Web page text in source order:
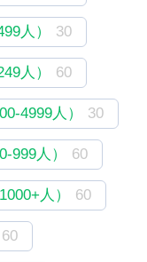
人） 30
人） 60
4999人） 30
999人） 60
人） 60
60